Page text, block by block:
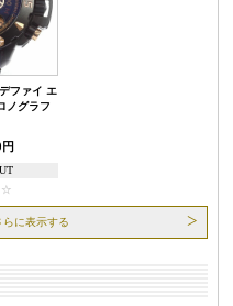
ファイ エ
ノグラフ
に表示する